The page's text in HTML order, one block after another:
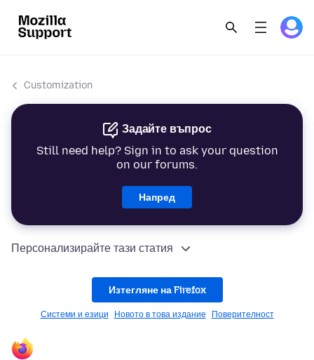
Customization
Задайте въпрос
Still need help? Sign in to ask your question
on our forums.
Напред
Персонализирайте тази статия
Изтегляне на Firefox
Системи и езици Новото в това издание Поверителност